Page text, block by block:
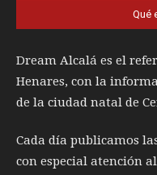
Qué
Dream Alcalá es el
Henares, con la
de la ciudad natal de
Cada día publicamos
con especial atención